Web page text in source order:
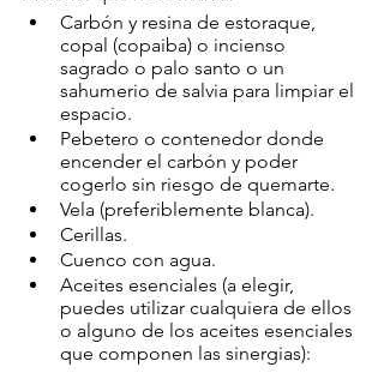
Carbón y resina de estoraque,
copal (copaiba) o incienso
sagrado o palo santo o un
sahumerio de salvia para limpiar el
espacio.
Pebetero o contenedor donde
encender el carbón y poder
cogerlo sin riesgo de quemarte.
Vela (preferiblemente blanca).
Cerillas.
Cuenco con agua.
Aceites esenciales (a elegir,
puedes utilizar cualquiera de ellos
o alguno de los aceites esenciales
que componen las sinergias):